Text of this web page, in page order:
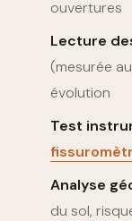
ouvertures
Lecture
(mesurée
évolution
Test
Analyse
du sol,